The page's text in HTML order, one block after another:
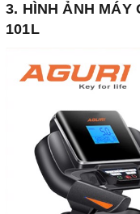
3. HÌNH ẢNH MÁY
101L